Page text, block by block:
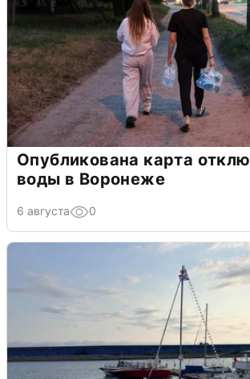
Опубликована карта
воды в Воронеже
6 августа 0